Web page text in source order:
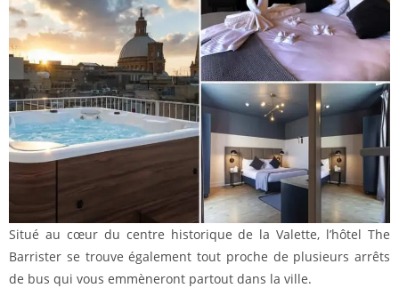
Situé au cœur du centre historique de la Valette, l’hôtel The
Barrister se trouve également tout proche de plusieurs arrêts
de bus qui vous emmèneront partout dans la ville.